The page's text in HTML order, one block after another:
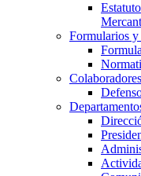
Formularios
Colaboradores